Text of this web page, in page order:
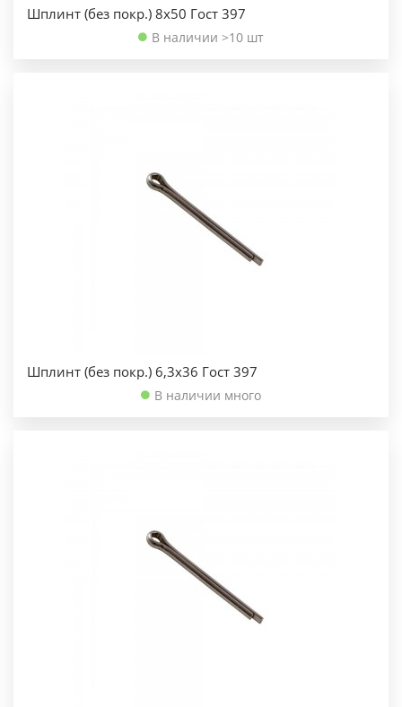
Шплинт (без покр.) 8х50 Гост 397
В наличии >10 шт
Шплинт (без покр.) 6,3х36 Гост 397
В наличии много